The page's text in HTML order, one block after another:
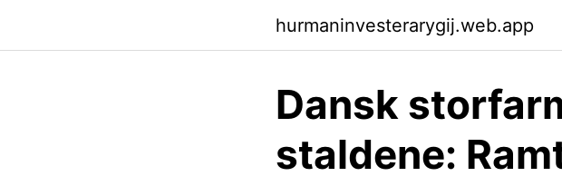
hurmaninvesterarygij.web.app
Dansk
staldene: